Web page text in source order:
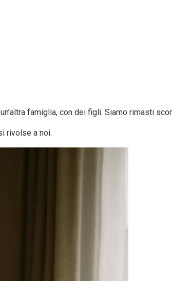
famiglia, con dei figli. Siamo rimasti
rivolse a noi.